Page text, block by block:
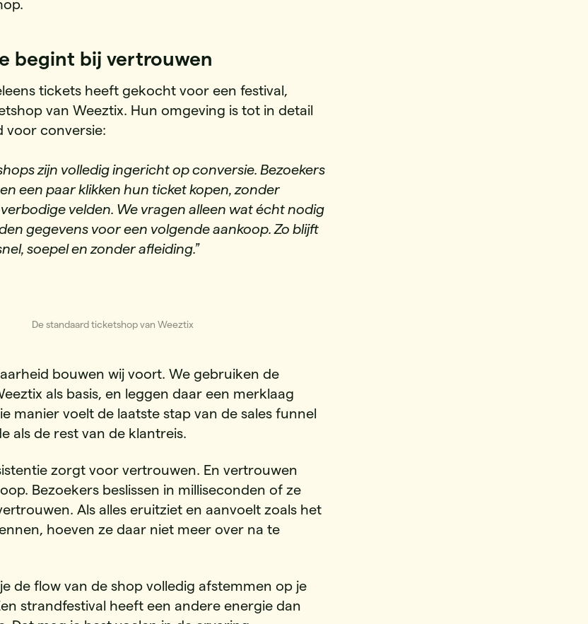
begint bij vertrouwen
tickets heeft gekocht voor een festival,
van Weeztix. Hun omgeving is tot in detail
voor conversie:
zijn volledig ingericht op conversie. Bezoekers
een paar klikken hun ticket kopen, zonder
velden. We vragen alleen wat écht nodig
gegevens voor een volgende aankoop. Zo blijft
soepel en zonder afleiding.”
De standaard ticketshop van Weeztix
bouwen wij voort. We gebruiken de
als basis, en leggen daar een merklaag
manier voelt de laatste stap van de sales funnel
als de rest van de klantreis.
zorgt voor vertrouwen. En vertrouwen
Bezoekers beslissen in milliseconden of ze
Als alles eruitziet en aanvoelt zoals het
hoeven ze daar niet meer over na te
de flow van de shop volledig afstemmen op je
strandfestival heeft een andere energie dan